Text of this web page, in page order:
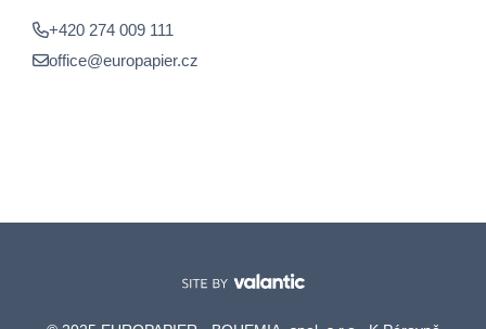
+420 274 009 111
office@europapier.cz